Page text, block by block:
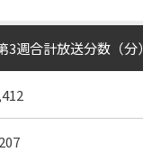
週合計放送分数（分）